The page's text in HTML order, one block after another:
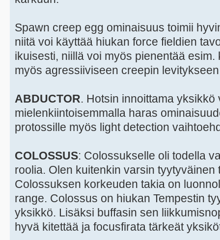
Spawn creep egg ominaisuus toimii
niitä voi käyttää hiukan force fieldien
ikuisesti, niillä voi myös pienentää
myös agressiiviseen creepin
ABDUCTOR. Hotsin innoittama yksikkö
mielenkiintoisemmalla haras
protossille myös light detection
COLOSSUS: Colossukselle oli todella
roolia. Olen kuitenkin varsin
Colossuksen korkeuden takia on
range. Colossus on hiukan Tempestin
yksikkö. Lisäksi buffasin sen
hyvä kitettää ja focusfirata tärkeät